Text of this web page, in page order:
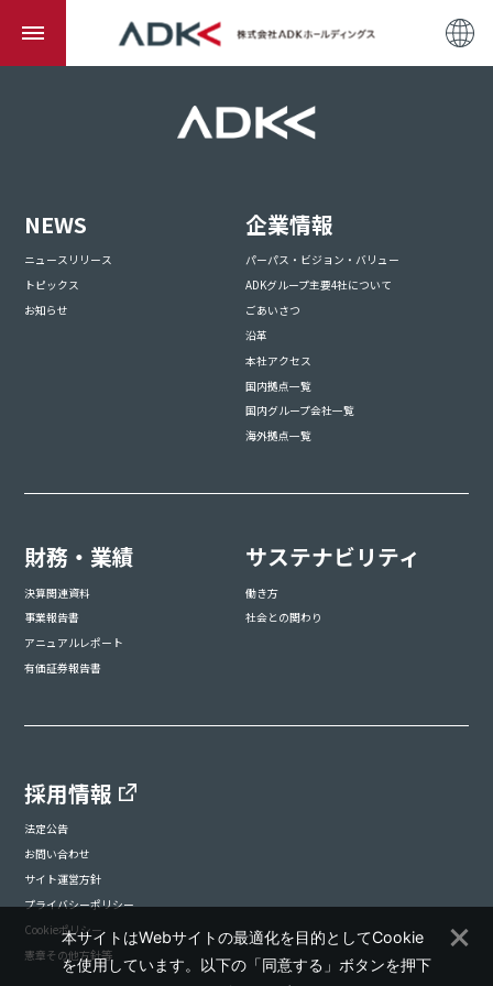
NEWS
ニュースリリース
トピックス
お知らせ
企業情報
パーパス・ビジョン・バリュー
ADKグループ主要4社について
ごあいさつ
沿革
本社アクセス
国内拠点一覧
国内グループ会社一覧
海外拠点一覧
財務・業績
決算関連資料
事業報告書
アニュアルレポート
有価証券報告書
サステナビリティ
働き方
社会との関わり
採用情報
法定公告
お問い合わせ
サイト運営方針
プライバシーポリシー
Cookieポリシー
憲章その他方針等
本サイトはWebサイトの最適化を目的としてCookie
を使用しています。以下の「同意する」ボタンを押下